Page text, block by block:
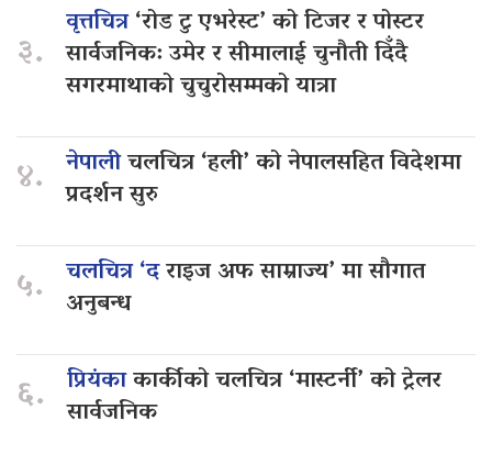
३.
वृत्तचित्र‘रोड टु एभरेस्ट’ को टिजर र पोस्टर
सार्वजनिक: उमेर र सीमालाई चुनौती दिँदै
सगरमाथाको चुचुरोसम्मको यात्रा
४. नेपालीचलचित्र ‘हली’ को नेपालसहित विदेशमा
प्रदर्शन सुरु
५. चलचित्र ‘दराइज अफ साम्राज्य’ मा सौगात
अनुबन्ध
६. प्रियंकाकार्कीको चलचित्र ‘मास्टर्नी’ को ट्रेलर
सार्वजनिक